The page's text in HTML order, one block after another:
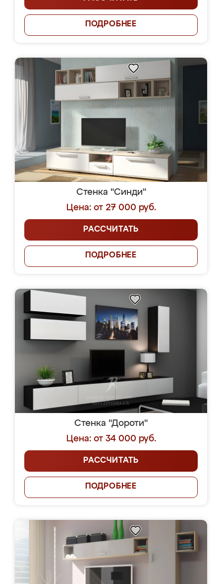
ПОДРОБНЕЕ
Стенка "Синди"
Цена: от 27 000 руб.
РАССЧИТАТЬ
ПОДРОБНЕЕ
Стенка "Дороти"
Цена: от 34 000 руб.
РАССЧИТАТЬ
ПОДРОБНЕЕ